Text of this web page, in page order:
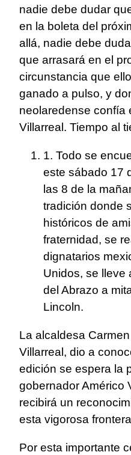
nadie debe dudar
en la boleta del
allá, nadie debe
que arrasará en el
circunstancia que
ganado a pulso, y
neolaredense confía
Villarreal. Tiempo al
1. Todo se
este sábado 17
las 8 de la
tradición donde
históricos de
fraternidad, se
dignatarios
Unidos, se lleve
del Abrazo a
Lincoln.
La alcaldesa
Villarreal, dio a
edición se espera la
gobernador Américo
recibirá un
esta vigorosa
Por esta importante